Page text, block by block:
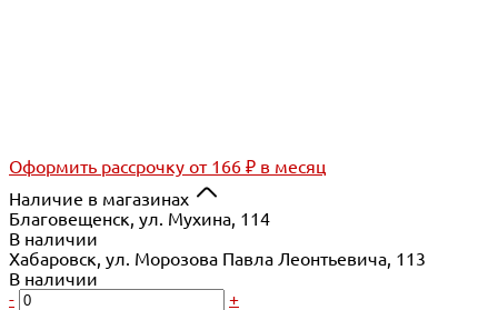
Оформить рассрочку от 166 ₽ в месяц
Наличие в магазинах
Благовещенск, ул. Мухина, 114
В наличии
Хабаровск, ул. Морозова Павла Леонтьевича, 113
В наличии
-
+